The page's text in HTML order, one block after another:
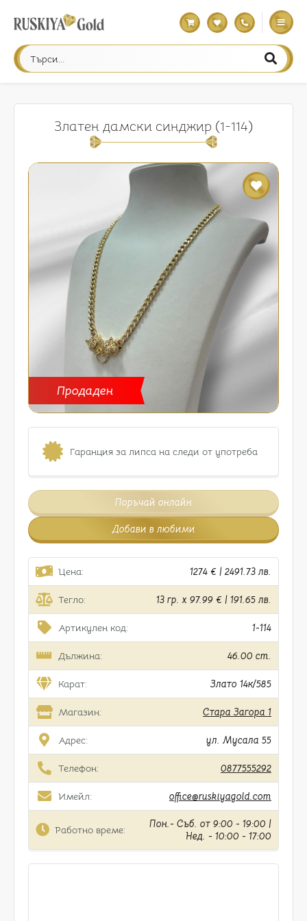
Златен дамски синджир (1-114)
Продаден
Гаранция за липса на следи от употреба
Поръчай онлайн
Добави в любими
Цена: 1274 € | 2491.73 лв.
Тегло: 13 гр. x 97.99 € | 191.65 лв.
Артикулен код: 1-114
Дължина: 46.00 cm.
Карат: Злато 14к/585
Магазин: Стара Загора 1
Адрес: ул. Мусала 55
Телефон: 0877555292
Имейл: office@ruskiyagold.com
Работно време:
Пон.- Съб. от 9:00 - 19:00 |
Нед. - 10:00 - 17:00